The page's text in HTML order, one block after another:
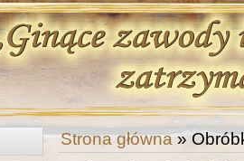
Strona główna»